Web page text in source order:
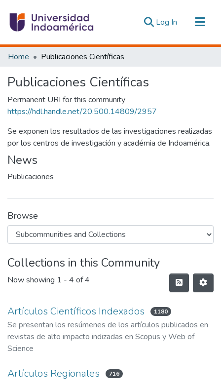
Log In (current)
Communities & Collections
Statistics
Estadísticas Externas
Home Publicaciones Científicas
Publicaciones Científicas
Permanent URI for this community
https://hdl.handle.net/20.500.14809/2957
Se exponen los resultados de las investigaciones realizadas
por los centros de investigación y académia de Indoamérica.
News
Publicaciones
Browse
Collections in this Community
Now showing 1 - 4 of 4
Artículos Científicos Indexados 1180
Se presentan los resúmenes de los artículos publicados en
revistas de alto impacto indizadas en Scopus y Web of
Science
Artículos Regionales 716